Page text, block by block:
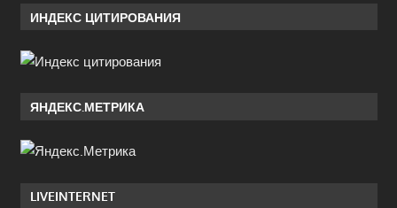
ИНДЕКС ЦИТИРОВАНИЯ
ЯНДЕКС.МЕТРИКА
LIVEINTERNET